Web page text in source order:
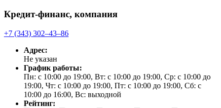
Кредит-финанс, компания
+7 (343) 302‒43‒86
Адрес:
Не указан
График работы:
Пн: с 10:00 до 19:00, Вт: с 10:00 до 19:00, Ср: с 10:00 до
19:00, Чт: с 10:00 до 19:00, Пт: с 10:00 до 19:00, Сб: с
10:00 до 16:00, Вс: выходной
Рейтинг: